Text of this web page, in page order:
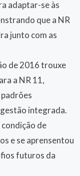
adaptar-se às
que a NR
junto com as
de 2016 trouxe
a NR 11,
integrada.
de
e se aprensentou
futuros da